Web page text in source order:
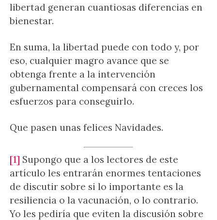
libertad generan cuantiosas diferencias en
bienestar.
En suma, la libertad puede con todo y, por
eso, cualquier magro avance que se
obtenga frente a la intervención
gubernamental compensará con creces los
esfuerzos para conseguirlo.
Que pasen unas felices Navidades.
[1] Supongo que a los lectores de este
artículo les entrarán enormes tentaciones
de discutir sobre si lo importante es la
resiliencia o la vacunación, o lo contrario.
Yo les pediría que eviten la discusión sobre